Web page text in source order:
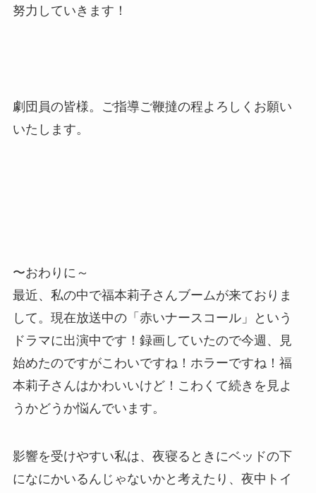
努力していきます！
劇団員の皆様。ご指導ご鞭撻の程よろしくお願い
いたします。
〜おわりに～
最近、私の中で福本莉子さんブームが来ておりま
して。現在放送中の「赤いナースコール」という
ドラマに出演中です！録画していたので今週、見
始めたのですがこわいですね！ホラーですね！福
本莉子さんはかわいいけど！こわくて続きを見よ
うかどうか悩んでいます。
影響を受けやすい私は、夜寝るときにベッドの下
になにかいるんじゃないかと考えたり、夜中トイ